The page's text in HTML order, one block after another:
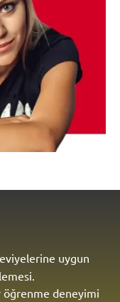
uygun
öğrenme deneyimi